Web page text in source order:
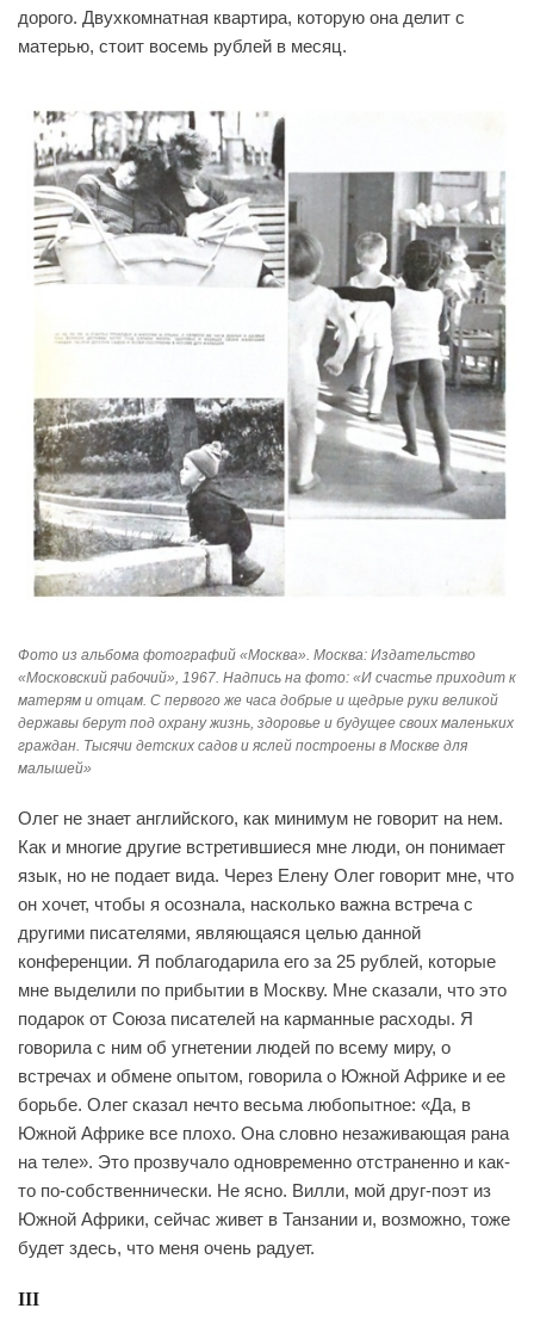
дорого. Двухкомнатная квартира, которую она делит с
матерью, стоит восемь рублей в месяц.
Фото из альбома фотографий «Москва». Москва: Издательство
«Московский рабочий», 1967. Надпись на фото: «И счастье приходит к
матерям и отцам. С первого же часа добрые и щедрые руки великой
державы берут под охрану жизнь, здоровье и будущее своих маленьких
граждан. Тысячи детских садов и яслей построены в Москве для
малышей»
Олег не знает английского, как минимум не говорит на нем.
Как и многие другие встретившиеся мне люди, он понимает
язык, но не подает вида. Через Елену Олег говорит мне, что
он хочет, чтобы я осознала, насколько важна встреча с
другими писателями, являющаяся целью данной
конференции. Я поблагодарила его за 25 рублей, которые
мне выделили по прибытии в Москву. Мне сказали, что это
подарок от Союза писателей на карманные расходы. Я
говорила с ним об угнетении людей по всему миру, о
встречах и обмене опытом, говорила о Южной Африке и ее
борьбе. Олег сказал нечто весьма любопытное: «Да, в
Южной Африке все плохо. Она словно незаживающая рана
на теле». Это прозвучало одновременно отстраненно и как-
то по-собственнически. Не ясно. Вилли, мой друг-поэт из
Южной Африки, сейчас живет в Танзании и, возможно, тоже
будет здесь, что меня очень радует.
III